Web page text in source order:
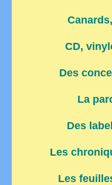
CD,
Des
La
Des
Les
Les